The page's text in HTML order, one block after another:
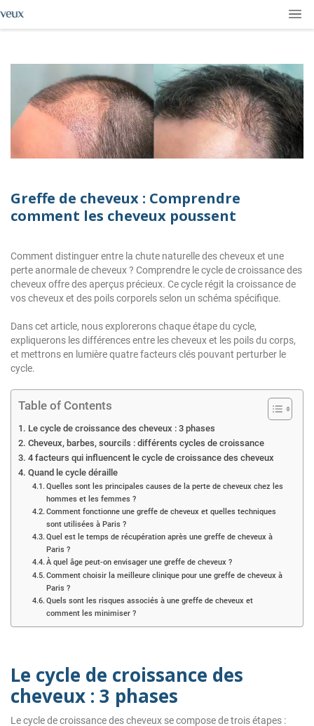
Greffe de cheveux : Comprendre
comment les cheveux poussent
Comment distinguer entre la chute naturelle des cheveux et une
perte anormale de cheveux ? Comprendre le cycle de croissance des
cheveux offre des aperçus précieux. Ce cycle régit la croissance de
vos cheveux et des poils corporels selon un schéma spécifique.
Dans cet article, nous explorerons chaque étape du cycle,
expliquerons les différences entre les cheveux et les poils du corps,
et mettrons en lumière quatre facteurs clés pouvant perturber le
cycle.
Table of Contents
Le cycle de croissance des cheveux : 3 phases
Cheveux, barbes, sourcils : différents cycles de croissance
4 facteurs qui influencent le cycle de croissance des cheveux
Quand le cycle déraille
Quelles sont les principales causes de la perte de cheveux chez les
hommes et les femmes ?
Comment fonctionne une greffe de cheveux et quelles techniques
sont utilisées à Paris ?
Quel est le temps de récupération après une greffe de cheveux à
Paris ?
À quel âge peut-on envisager une greffe de cheveux ?
Comment choisir la meilleure clinique pour une greffe de cheveux à
Paris ?
Quels sont les risques associés à une greffe de cheveux et
comment les minimiser ?
Le cycle de croissance des
cheveux : 3 phases
Le cycle de croissance des cheveux se compose de trois étapes :